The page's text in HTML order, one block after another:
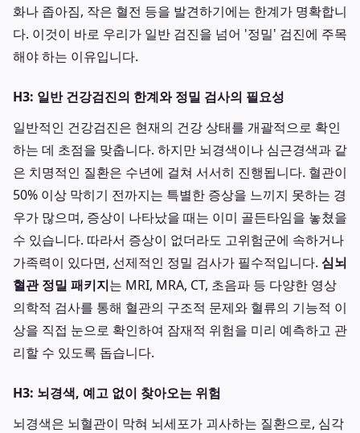
화나 좁아짐, 작은 혈전 등을 발견하기에는 한계가 명확합니
다. 이것이 바로 우리가 일반 검진을 넘어 '정밀' 검진에 주목
해야 하는 이유입니다.
H3: 일반 건강검진의 한계와 정밀 검사의 필요성
일반적인 건강검진은 현재의 건강 상태를 개괄적으로 확인
하는 데 초점을 맞춥니다. 하지만 뇌경색이나 심근경색과 같
은 치명적인 질환은 수년에 걸쳐 서서히 진행됩니다. 혈관이
50% 이상 막히기 전까지는 특별한 증상을 느끼지 못하는 경
우가 많으며, 증상이 나타났을 때는 이미 골든타임을 놓쳤을
수 있습니다. 따라서 증상이 없더라도 고위험군에 속하거나
가족력이 있다면, 선제적인 정밀 검사가 필수적입니다. 심뇌
혈관 정밀 패키지는 MRI, MRA, CT, 초음파 등 다양한 영상
의학적 검사를 통해 혈관의 구조적 문제와 혈류의 기능적 이
상을 직접 눈으로 확인하여 잠재적 위험을 미리 예측하고 관
리할 수 있도록 돕습니다.
H3: 뇌경색, 예고 없이 찾아오는 위험
뇌경색은 뇌혈관이 막혀 뇌세포가 괴사하는 질환으로, 심각